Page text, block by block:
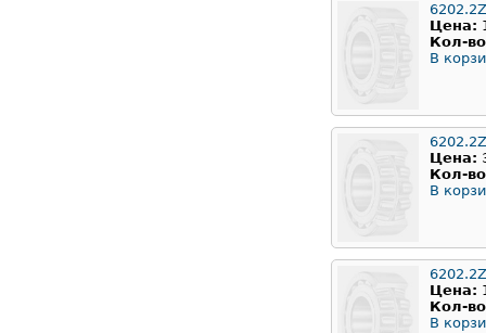
6202.2Z
Цена:
Кол-
В
Цена:
Кол-
В
Цена:
Кол-
В